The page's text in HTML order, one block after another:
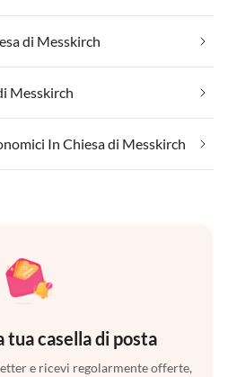
di Messkirch
Messkirch
In Chiesa di Messkirch
tua casella di posta
e ricevi regolarmente offerte,